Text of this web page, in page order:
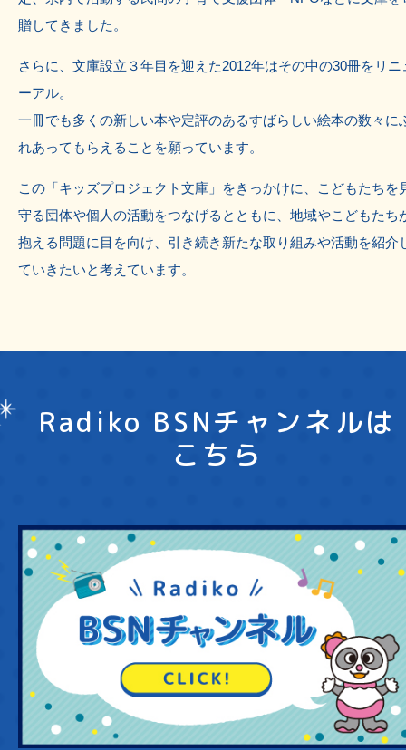
贈してきました。
さらに、文庫設立３年目を迎えた2012年はその中の30冊をリニ
ーアル。
一冊でも多くの新しい本や定評のあるすばらしい絵本の数々に
れあってもらえることを願っています。
この「キッズプロジェクト文庫」をきっかけに、こどもたちを
守る団体や個人の活動をつなげるとともに、地域やこどもたち
抱える問題に目を向け、引き続き新たな取り組みや活動を紹介
ていきたいと考えています。
Radiko BSNチャンネルは
こちら